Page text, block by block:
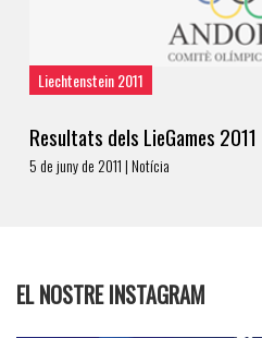
Liechtenstein 2011
Resultats dels LieGames 2011
5 de juny de 2011 | Notícia
EL NOSTRE INSTAGRAM